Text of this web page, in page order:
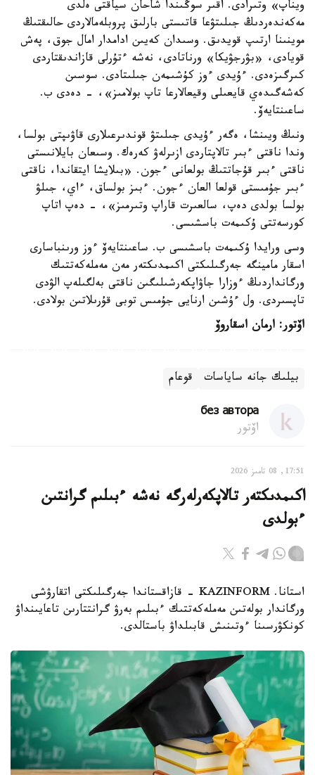
ويناپ» وتىرادى. اقىر سوڭىندا شاحان سياقتى ەلدى
مەكەندەردىڭ جىلىتۋعا قاتىستى بارلىق پروبلەمالاردى حالىقتىڭ
موينىنا ارتىپ قويدىق. وسىدان كەيىن ادامدار امال جوق، پەش
قويادى، «بۋرجۋيكا» ورناتادى، نەشە ءتۇرلى قازاندىقتاردى
كىرگىزەدى. ءۇيدى ءوز كۇشىمەن جىلىتادى. سوسىن
كەشەگىدەي قايعىلى وقيعالارعا تاپ بولامىز»، - دەدى ب.
ساعىنتايەۆ.
ونىڭ ويىنشا، ەگەر ءۇيدى جىلىتۋ قوندىرعىلارى قاۋىپتى بولسا،
وندا ناقتى ءبىر تالاپتاردى ازىرلەۋ كەرەك. وسىعان بايلانىستى
ناقتى ءبىر قۇجاتتىڭ بولعانى ءجون. «بىلايشا ايتقاندا، ناقتى
ءبىر جۇمىستى قولعا العان ءجون. ءبىز بولساق، ءاي، جىلۋ
بولسا بولدى دەپ، سالعىرت قاراپ وتىرمىز»، - دەپ اتاپ
كورسەتتى ۇكىمەت باسشىسى.
وسى ورايدا ۇكىمەت باسشىسى ب. ساعىنتايەۆ ءوز ورىنباسارى
اسقار مامينگە جەرگىلىكتى اكىمدىكتەر مەن مەملەكەتتىك
ورگانداردىڭ ءوزارا جاۋاپكەرشىلىگىن ناقتى بەلگىلەپ الۋدى
تاپسىردى. ول ءۇشىن ارنايى جۇمىس توبى قۇرىلاتىن بولادى.
اۆتور: ارمان اسقاروۆ
بيلىك جانە ساياسات قوعام
без автора
اۆتور
17:51, 08 تامىز 2026
اكىمدىكتەر تالاپكەرلەرگە نەشە ءبىلىم گرانتىن
ءبولدى
استانا. KAZINFORM - قازاقستاندا جەرگىلىكتى اتقارۋشى
ورگاندار بولەتىن مەملەكەتتىك ءبىلىم بەرۋ گرانتتارىن تاعايىنداۋ
كونكۋرسىنا ءوتىنىش قابىلداۋ باستالدى.